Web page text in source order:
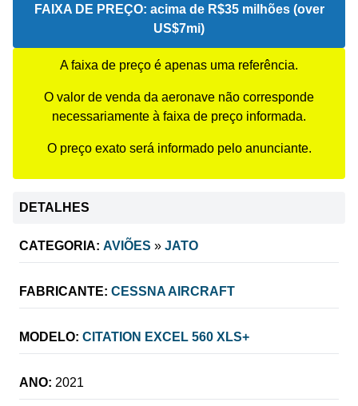
FAIXA DE PREÇO: acima de R$35 milhões (over
US$7mi)
A faixa de preço é apenas uma referência.
O valor de venda da aeronave não corresponde
necessariamente à faixa de preço informada.
O preço exato será informado pelo anunciante.
DETALHES
CATEGORIA: AVIÕES » JATO
FABRICANTE: CESSNA AIRCRAFT
MODELO: CITATION EXCEL 560 XLS+
ANO: 2021